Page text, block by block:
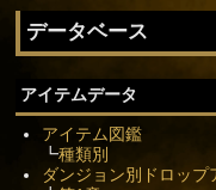
データベース
アイテムデータ
アイテム図鑑
┗種類別
ダンジョン別ドロップ